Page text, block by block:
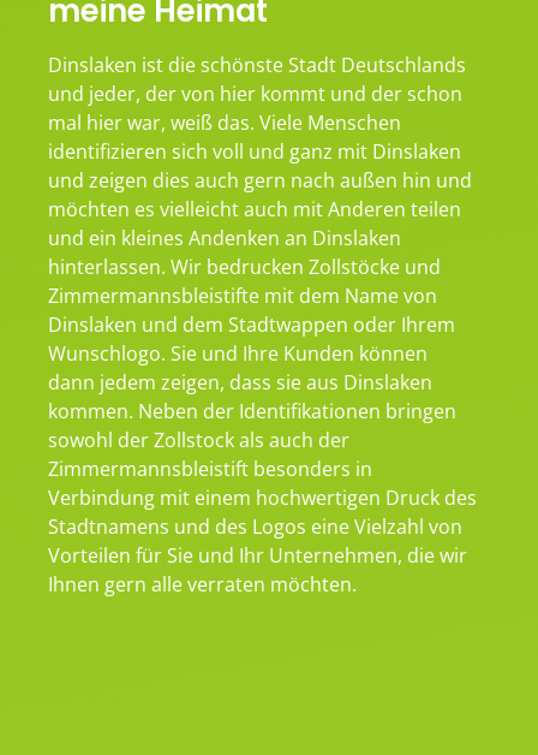
meine Heimat
Dinslaken ist die schönste Stadt Deutschlands
und jeder, der von hier kommt und der schon
mal hier war, weiß das. Viele Menschen
identifizieren sich voll und ganz mit Dinslaken
und zeigen dies auch gern nach außen hin und
möchten es vielleicht auch mit Anderen teilen
und ein kleines Andenken an Dinslaken
hinterlassen. Wir bedrucken Zollstöcke und
Zimmermannsbleistifte mit dem Name von
Dinslaken und dem Stadtwappen oder Ihrem
Wunschlogo. Sie und Ihre Kunden können
dann jedem zeigen, dass sie aus Dinslaken
kommen. Neben der Identifikationen bringen
sowohl der Zollstock als auch der
Zimmermannsbleistift besonders in
Verbindung mit einem hochwertigen Druck des
Stadtnamens und des Logos eine Vielzahl von
Vorteilen für Sie und Ihr Unternehmen, die wir
Ihnen gern alle verraten möchten.